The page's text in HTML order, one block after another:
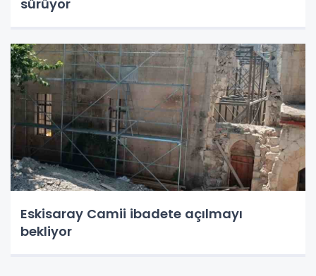
sürüyor
Eskisaray Camii ibadete açılmayı
bekliyor